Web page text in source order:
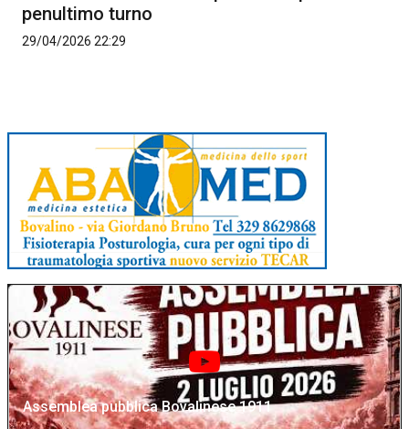
penultimo turno
29/04/2026 22:29
Assemblea pubblica Bovalinese 1911